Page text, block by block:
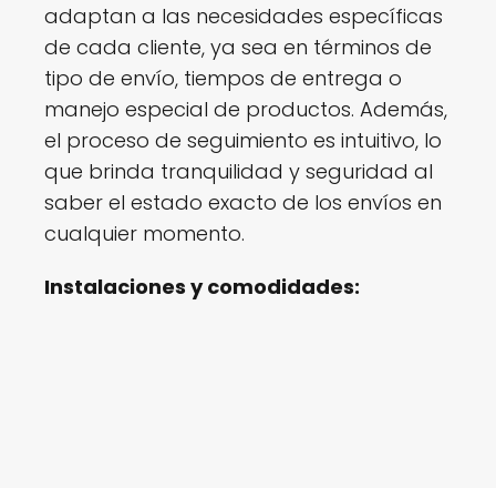
adaptan a las necesidades específicas
de cada cliente, ya sea en términos de
tipo de envío, tiempos de entrega o
manejo especial de productos. Además,
el proceso de seguimiento es intuitivo, lo
que brinda tranquilidad y seguridad al
saber el estado exacto de los envíos en
cualquier momento.
Instalaciones y comodidades: